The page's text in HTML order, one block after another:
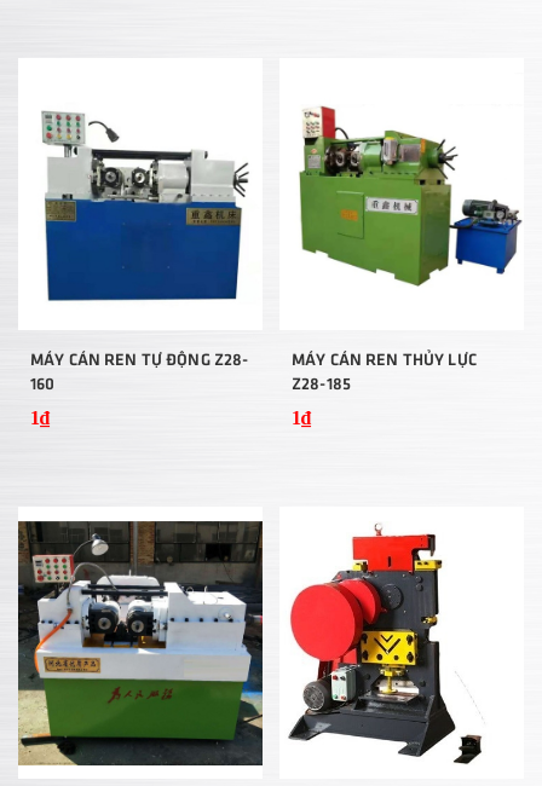
MÁY CÁN REN TỰ ĐỘNG Z28-
160
1₫
MÁY CÁN REN THỦY LỰC
Z28-185
1₫